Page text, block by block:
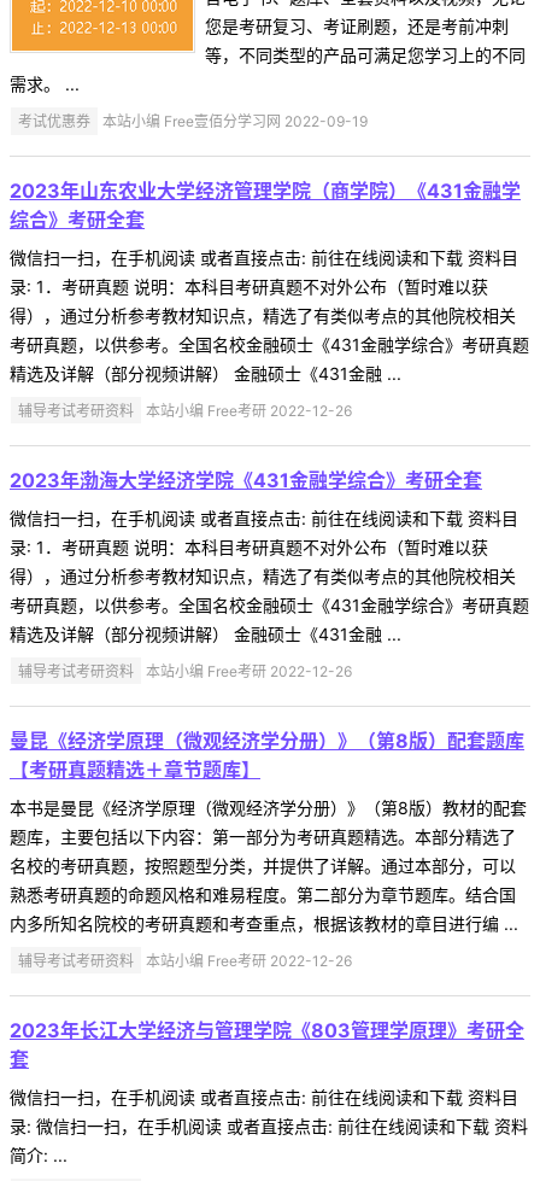
您是考研复习、考证刷题，还是考前冲刺
等，不同类型的产品可满足您学习上的不同
需求。 ...
考试优惠券 本站小编 Free壹佰分学习网 2022-09-19
2023年山东农业大学经济管理学院（商学院）《431金融学
综合》考研全套
微信扫一扫，在手机阅读 或者直接点击: 前往在线阅读和下载 资料目
录: 1．考研真题 说明：本科目考研真题不对外公布（暂时难以获
得），通过分析参考教材知识点，精选了有类似考点的其他院校相关
考研真题，以供参考。全国名校金融硕士《431金融学综合》考研真题
精选及详解（部分视频讲解） 金融硕士《431金融 ...
辅导考试考研资料 本站小编 Free考研 2022-12-26
2023年渤海大学经济学院《431金融学综合》考研全套
微信扫一扫，在手机阅读 或者直接点击: 前往在线阅读和下载 资料目
录: 1．考研真题 说明：本科目考研真题不对外公布（暂时难以获
得），通过分析参考教材知识点，精选了有类似考点的其他院校相关
考研真题，以供参考。全国名校金融硕士《431金融学综合》考研真题
精选及详解（部分视频讲解） 金融硕士《431金融 ...
辅导考试考研资料 本站小编 Free考研 2022-12-26
曼昆《经济学原理（微观经济学分册）》（第8版）配套题库
【考研真题精选＋章节题库】
本书是曼昆《经济学原理（微观经济学分册）》（第8版）教材的配套
题库，主要包括以下内容：第一部分为考研真题精选。本部分精选了
名校的考研真题，按照题型分类，并提供了详解。通过本部分，可以
熟悉考研真题的命题风格和难易程度。第二部分为章节题库。结合国
内多所知名院校的考研真题和考查重点，根据该教材的章目进行编 ...
辅导考试考研资料 本站小编 Free考研 2022-12-26
2023年长江大学经济与管理学院《803管理学原理》考研全
套
微信扫一扫，在手机阅读 或者直接点击: 前往在线阅读和下载 资料目
录: 微信扫一扫，在手机阅读 或者直接点击: 前往在线阅读和下载 资料
简介: ...